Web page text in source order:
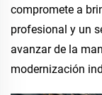
compromete a
profesional y un
avanzar de la
modernización